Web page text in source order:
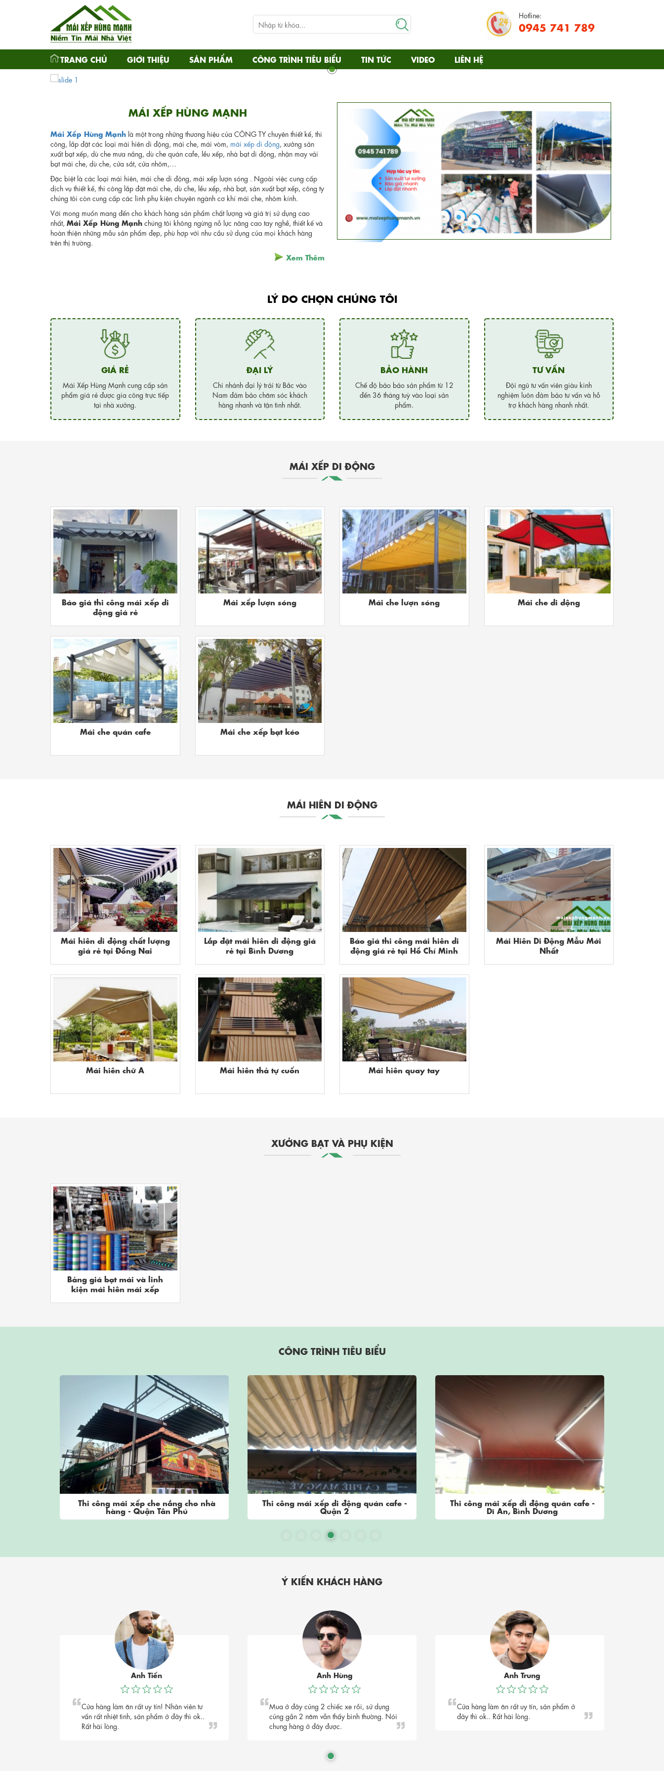
Hotline:
0945 741 789
TRANG CHỦ GIỚI THIỆU SẢN PHẨM CÔNG TRÌNH TIÊU BIỂU TIN TỨC VIDEO LIÊN HỆ
MÁI XẾP HÙNG MẠNH
Mái Xếp Hùng Mạnh là một trong những thương hiệu của CÔNG TY chuyên thiết kế, thi
công, lắp đặt các loại mái hiên di động, mái che, mái vòm, mái xếp di động , xưởng sản
xuất bạt xếp, dù che mưa nắng, dù che quán cafe, lều xếp, nhà bạt di động, nhận may vải
bạt mái che, dù che, cửa sắt, cửa nhôm,…
Đặc biệt là các loại mái hiên, mái che di động, mái xếp lượn sóng . Ngoài việc cung cấp
dịch vụ thiết kế, thi công lắp đặt mái che, dù che, lều xếp, nhà bạt, sản xuất bạt xếp, công ty
chúng tôi còn cung cấp các linh phụ kiện chuyên ngành cơ khí mái che, nhôm kính.
Với mong muốn mang đến cho khách hàng sản phẩm chất lượng và giá trị sử dụng cao
nhất, Mái Xếp Hùng Mạnh chúng tôi không ngừng nỗ lực nâng cao tay nghề, thiết kế và
hoàn thiện những mẫu sản phẩm đẹp, phù hợp với nhu cầu sử dụng của mọi khách hàng
trên thị trường.
Xem Thêm
LÝ DO CHỌN CHÚNG TÔI
GIÁ RẺ
Mái Xếp Hùng Mạnh cung cấp sản
phẩm giá rẻ được gia công trực tiếp
tại nhà xưởng.
ĐẠI LÝ
Chi nhánh đại lý trải từ Bắc vào
Nam đảm bảo chăm sóc khách
hàng nhanh và tận tình nhất.
BẢO HÀNH
Chế độ bảo bảo sản phẩm từ 12
đến 36 tháng tuỳ vào loại sản
phẩm.
TƯ VẤN
Đội ngũ tư vấn viên giàu kinh
nghiệm luôn đảm bảo tư vấn và hỗ
trợ khách hàng nhanh nhất.
MÁI XẾP DI ĐỘNG
Báo giá thi công mái xếp di
động giá rẻ
Mái xếp lượn sóng Mái che lượn sóng Mái che di dộng
Mái che quán cafe Mái che xếp bạt kéo
MÁI HIÊN DI ĐỘNG
Mái hiên di động chất lượng
giá rẻ tại Đồng Nai
Lắp đặt mái hiên di động giá
rẻ tại Bình Dương
Báo giá thi công mái hiên di
động giá rẻ tại Hồ Chí Minh
Mái Hiên Di Động Mẫu Mới
Nhất
Mái hiên chữ A Mái hiên thả tự cuốn Mái hiên quay tay
XƯỞNG BẠT VÀ PHỤ KIỆN
Bảng giá bạt mái và linh
kiện mái hiên mái xếp
CÔNG TRÌNH TIÊU BIỂU
công mái xếp che nắng cho nhà Thi công mái xếp di động quán cafe - Thi công mái xếp di động quán cafe - Thi công mái xếp di động
Ý KIẾN KHÁCH HÀNG
Anh Tiến
Cửa hàng làm ăn rất uy tín! Nhân viên tư
vấn rất nhiệt tình, sản phẩm ở đây thì ok..
Rất hài lòng.
Anh Hùng
Mua ở đây củng 2 chiếc xe rồi, sử dụng
củng gần 2 năm vẫn thấy bình thường. Nói
chung hàng ở đây được.
Anh Trung
Cửa hàng làm ăn rất uy tín, sản phẩm ở
đây thì ok.. Rất hài lòng.